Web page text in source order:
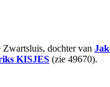
Zwartsluis, dochter van
KISJES (zie 49670).